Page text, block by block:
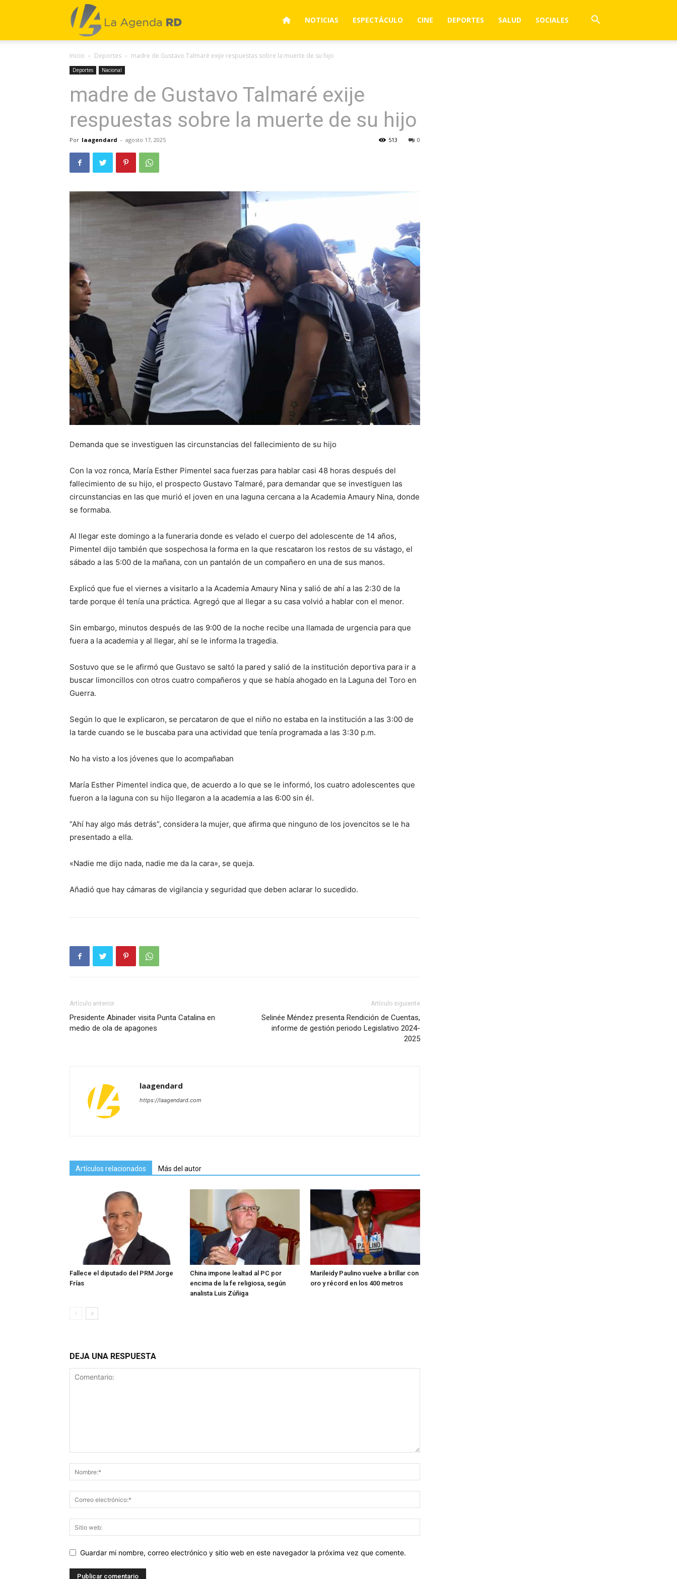
La
Agenda
RD
NOTICIAS ESPECTÁCULO CINE DEPORTES SALUD SOCIALES
Inicio Deportes madre de Gustavo Talmaré exije respuestas sobre la muerte de su hijo
Deportes Nacional
madre de Gustavo Talmaré exije
respuestas sobre la muerte de su hijo
Por laagendard - agosto 17, 2025 0
513
Demanda que se investiguen las circunstancias del fallecimiento de su hijo
Con la voz ronca, María Esther Pimentel saca fuerzas para hablar casi 48 horas después del
fallecimiento de su hijo, el prospecto Gustavo Talmaré, para demandar que se investiguen las
circunstancias en las que murió el joven en una laguna cercana a la Academia Amaury Nina, donde
se formaba.
Al llegar este domingo a la funeraria donde es velado el cuerpo del adolescente de 14 años,
Pimentel dijo también que sospechosa la forma en la que rescataron los restos de su vástago, el
sábado a las 5:00 de la mañana, con un pantalón de un compañero en una de sus manos.
Explicó que fue el viernes a visitarlo a la Academia Amaury Nina y salió de ahí a las 2:30 de la
tarde porque él tenía una práctica. Agregó que al llegar a su casa volvió a hablar con el menor.
Sin embargo, minutos después de las 9:00 de la noche recibe una llamada de urgencia para que
fuera a la academia y al llegar, ahí se le informa la tragedia.
Sostuvo que se le afirmó que Gustavo se saltó la pared y salió de la institución deportiva para ir a
buscar limoncillos con otros cuatro compañeros y que se había ahogado en la Laguna del Toro en
Guerra.
Según lo que le explicaron, se percataron de que el niño no estaba en la institución a las 3:00 de
la tarde cuando se le buscaba para una actividad que tenía programada a las 3:30 p.m.
No ha visto a los jóvenes que lo acompañaban
María Esther Pimentel indica que, de acuerdo a lo que se le informó, los cuatro adolescentes que
fueron a la laguna con su hijo llegaron a la academia a las 6:00 sin él.
“Ahí hay algo más detrás”, considera la mujer, que afirma que ninguno de los jovencitos se le ha
presentado a ella.
«Nadie me dijo nada, nadie me da la cara», se queja.
Añadió que hay cámaras de vigilancia y seguridad que deben aclarar lo sucedido.
Artículo anterior
Presidente Abinader visita Punta Catalina en
medio de ola de apagones
Artículo siguiente
Selinée Méndez presenta Rendición de Cuentas,
informe de gestión periodo Legislativo 2024-
2025
laagendard
https://laagendard.com
Artículos relacionados Más del autor
Fallece el diputado del PRM Jorge
Frías
China impone lealtad al PC por
encima de la fe religiosa, según
analista Luis Zúñiga
Marileidy Paulino vuelve a brillar con
oro y récord en los 400 metros
DEJA UNA RESPUESTA
Guardar mi nombre, correo electrónico y sitio web en este navegador la próxima vez que comente.